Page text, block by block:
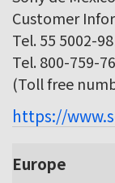
Customer
Tel. 55 5002-
Tel. 800-759-
(Toll free
https://
Europe